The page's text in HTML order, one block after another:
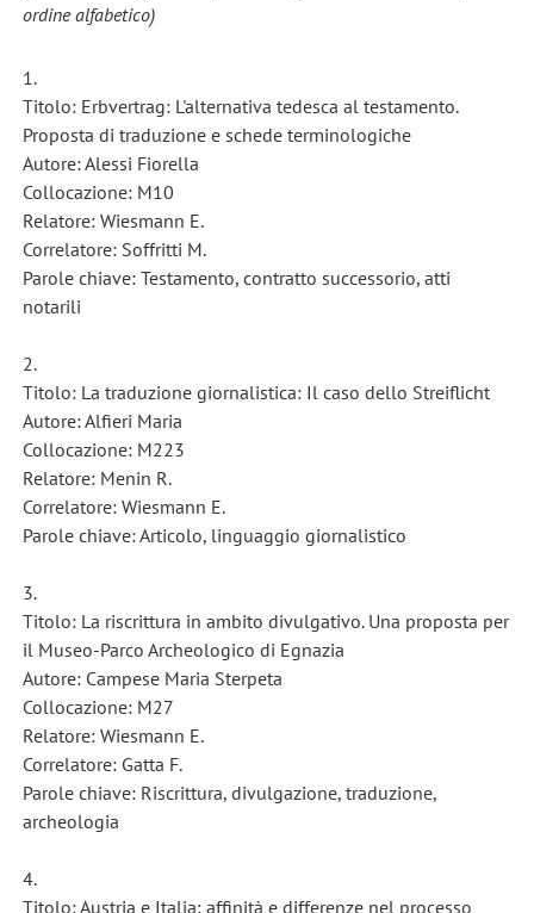
ordine alfabetico)
1.
Titolo: Erbvertrag: L'alternativa tedesca al testamento.
Proposta di traduzione e schede terminologiche
Autore: Alessi Fiorella
Collocazione: M10
Relatore: Wiesmann E.
Correlatore: Soffritti M.
Parole chiave: Testamento, contratto successorio, atti
notarili
2.
Titolo: La traduzione giornalistica: Il caso dello Streiflicht
Autore: Alfieri Maria
Collocazione: M223
Relatore: Menin R.
Correlatore: Wiesmann E.
Parole chiave: Articolo, linguaggio giornalistico
3.
Titolo: La riscrittura in ambito divulgativo. Una proposta per
il Museo-Parco Archeologico di Egnazia
Autore: Campese Maria Sterpeta
Collocazione: M27
Relatore: Wiesmann E.
Correlatore: Gatta F.
Parole chiave: Riscrittura, divulgazione, traduzione,
archeologia
4.
Titolo: Austria e Italia: affinità e differenze nel processo